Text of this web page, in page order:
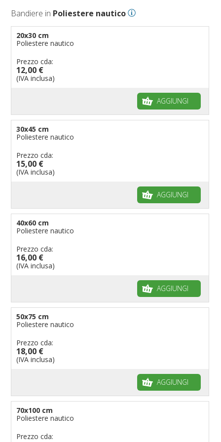
Bandiere per eventi religiosi
Bandiere per ambasciate
Bandiere per riserve naturali e parchi
Bandiere per musicisti
pennoni per bandiere
Bandiere in Poliestere nautico
20x30 cm
Poliestere nautico
Prezzo cda:
12,00 €
(IVA inclusa)
AGGIUNGI
30x45 cm
Poliestere nautico
Prezzo cda:
15,00 €
(IVA inclusa)
AGGIUNGI
40x60 cm
Poliestere nautico
Prezzo cda:
16,00 €
(IVA inclusa)
AGGIUNGI
50x75 cm
Poliestere nautico
Prezzo cda:
18,00 €
(IVA inclusa)
AGGIUNGI
70x100 cm
Poliestere nautico
Prezzo cda: